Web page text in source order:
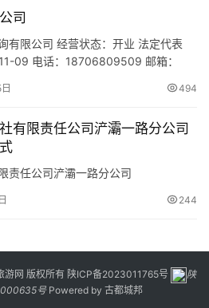
司
有限公司 经营状态：开业 法定代表
09 电话：18706809509 邮箱：
地址：陕西省西安市临潼区桃源步行
术咨询…
494
有限责任公司浐灞一路分公司
责任公司浐灞一路分公司
244
网 版权所有 陕ICP备2023011765号
陕
号Powered by 古都城邦